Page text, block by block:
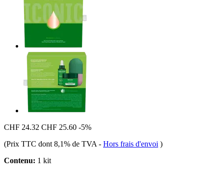
CHF 24.32 CHF 25.60 -5%
(Prix TTC dont 8,1% de TVA - Hors frais d'envoi )
Contenu: 1 kit